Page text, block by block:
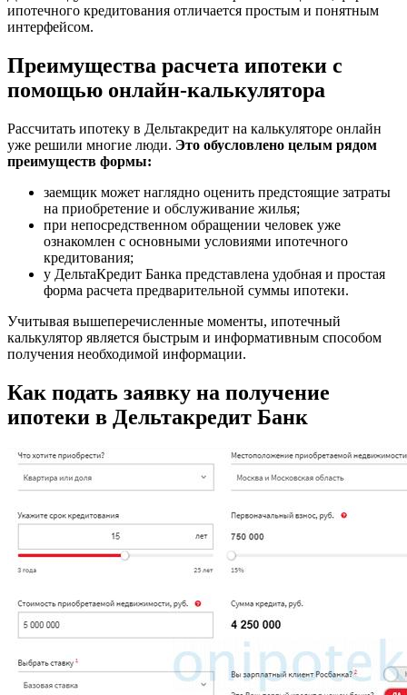
ипотечного кредитования отличается простым и понятным
интерфейсом.
Преимущества расчета ипотеки с
помощью онлайн-калькулятора
Рассчитать ипотеку в Дельтакредит на калькуляторе онлайн
уже решили многие люди. Это обусловлено целым рядом
преимуществ формы:
заемщик может наглядно оценить предстоящие затраты
на приобретение и обслуживание жилья;
при непосредственном обращении человек уже
ознакомлен с основными условиями ипотечного
кредитования;
у ДельтаКредит Банка представлена удобная и простая
форма расчета предварительной суммы ипотеки.
Учитывая вышеперечисленные моменты, ипотечный
калькулятор является быстрым и информативным способом
получения необходимой информации.
Как подать заявку на получение
ипотеки в Дельтакредит Банк